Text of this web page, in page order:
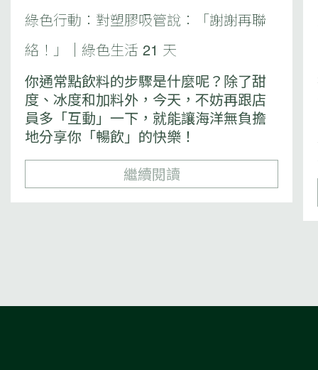
綠色行動：對塑膠吸管說：「謝謝再聯
絡！」｜綠色生活 21 天
你通常點飲料的步驟是什麼呢？除了甜
度、冰度和加料外，今天，不妨再跟店
員多「互動」一下，就能讓海洋無負擔
地分享你「暢飲」的快樂！
繼續閱讀